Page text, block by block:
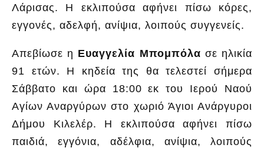
Λάρισας. Η εκλιπούσα αφήνει πίσω κόρες,
εγγονές, αδελφή, ανίψια, λοιπούς συγγενείς.
Απεβίωσε η Ευαγγελία Μπομπόλα σε ηλικία
91 ετών. Η κηδεία της θα τελεστεί σήμερα
Σάββατο και ώρα 18:00 εκ του Ιερού Ναού
Αγίων Αναργύρων στο χωριό Άγιοι Ανάργυροι
Δήμου Κιλελέρ. Η εκλιπούσα αφήνει πίσω
παιδιά, εγγόνια, αδέλφια, ανίψια, λοιπούς